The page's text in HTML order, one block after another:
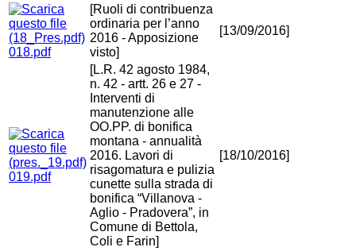
018.pdf
[Ruoli di contribuenza
ordinaria per l’anno
2016 - Apposizione
visto]
[13/09/2016]
019.pdf
[L.R. 42 agosto 1984,
n. 42 - artt. 26 e 27 -
Interventi di
manutenzione alle
OO.PP. di bonifica
montana - annualità
2016. Lavori di
risagomatura e pulizia
cunette sulla strada di
bonifica “Villanova -
Aglio - Pradovera”, in
Comune di Bettola,
Coli e Farin]
[18/10/2016]